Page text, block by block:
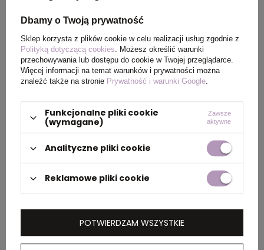
PAKOWANIE
Wymiary
kartonu
zewnętrznego
0.600x0.400x0.250
Ilość szt. w
wewnętrznym
Waga
kartonu
zewnętrznego
11.500
Dbamy o Twoją prywatność
Sklep korzysta z plików cookie w celu realizacji usług zgodnie z
Polityką dotyczącą cookies. Możesz określić warunki
przechowywania lub dostępu do cookie w Twojej przeglądarce.
Więcej informacji na temat warunków i prywatności można
znaleźć także na stronie Prywatność i warunki Google.
Funkcjonalne pliki cookie
(wymagane)
Zawsze
aktywne
Analityczne pliki cookie
Reklamowe pliki cookie
POTWIERDZAM WSZYSTKIE